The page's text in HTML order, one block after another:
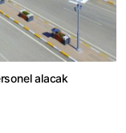
alacak